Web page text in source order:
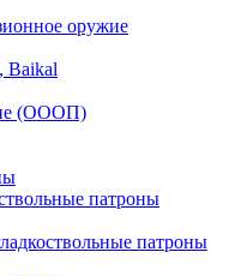
оружие
Baikal
(ОООП)
патроны
патроны